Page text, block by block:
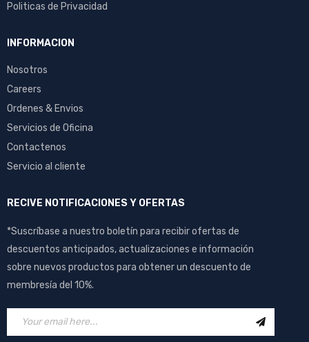
Politicas de Privacidad
INFORMACION
Nosotros
Careers
Ordenes & Envios
Servicios de Oficina
Contactenos
Servicio al cliente
RECIVE NOTIFICACIONES Y OFERTAS
*Suscríbase a nuestro boletín para recibir ofertas de
descuentos anticipados, actualizaciones e información
sobre nuevos productos para obtener un descuento de
membresía del 10%.